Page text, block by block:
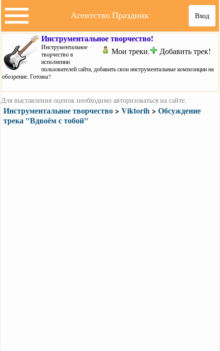
Вход
Агентство Праздник
Инструментальное творчество!
Мои треки. Добавить трек!
Инструментальное
творчество в
исполнении
пользователей сайта, добавить свои инструментальные композиции на
обозрение. Готовы?
Для выставления оценок необходимо авторизоваться на сайте.
Инструментальное творчество > Viktorih > Обсуждение
трека "Вдвоём с тобой"